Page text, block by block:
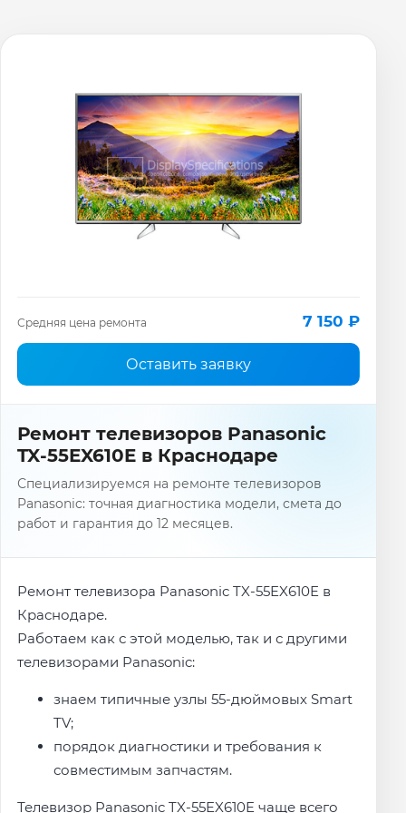
Средняя цена ремонта 7 150 ₽
Оставить заявку
Ремонт телевизоров Panasonic
TX-55EX610E в Краснодаре
Специализируемся на ремонте телевизоров
Panasonic: точная диагностика модели, смета до
работ и гарантия до 12 месяцев.
Ремонт телевизора Panasonic TX-55EX610E в
Краснодаре.
Работаем как с этой моделью, так и с другими
телевизорами Panasonic:
знаем типичные узлы 55-дюймовых Smart
TV;
порядок диагностики и требования к
совместимым запчастям.
Телевизор Panasonic TX-55EX610E чаще всего